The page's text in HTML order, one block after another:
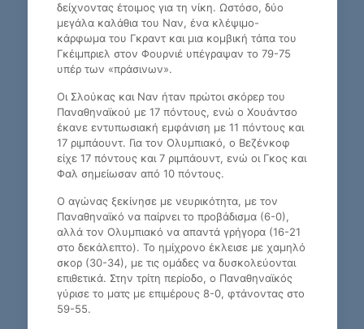
δείχνοντας έτοιμος για τη νίκη. Ωστόσο, δύο
μεγάλα καλάθια του Ναν, ένα κλέψιμο-
κάρφωμα του Γκραντ και μια κομβική τάπα του
Γκέιμπριελ στον Φουρνιέ υπέγραψαν το 79-75
υπέρ των «πράσινων».
Οι Σλούκας και Ναν ήταν πρώτοι σκόρερ του
Παναθηναϊκού με 17 πόντους, ενώ ο Χουάντσο
έκανε εντυπωσιακή εμφάνιση με 11 πόντους και
17 ριμπάουντ. Για τον Ολυμπιακό, ο Βεζένκοφ
είχε 17 πόντους και 7 ριμπάουντ, ενώ οι Γκος και
Φαλ σημείωσαν από 10 πόντους.
Ο αγώνας ξεκίνησε με νευρικότητα, με τον
Παναθηναϊκό να παίρνει το προβάδισμα (6-0),
αλλά τον Ολυμπιακό να απαντά γρήγορα (16-21
στο δεκάλεπτο). Το ημίχρονο έκλεισε με χαμηλό
σκορ (30-34), με τις ομάδες να δυσκολεύονται
επιθετικά. Στην τρίτη περίοδο, ο Παναθηναϊκός
γύρισε το ματς με επιμέρους 8-0, φτάνοντας στο
59-55.